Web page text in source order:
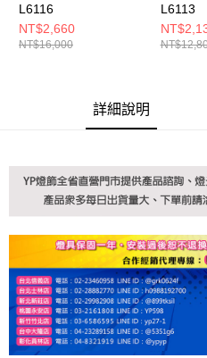
L6116
NT$2,660
NT$16,000
L6113
詳細說明